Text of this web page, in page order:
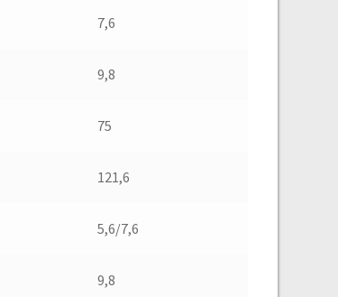
7,6
9,8
75
121,6
5,6/7,6
9,8